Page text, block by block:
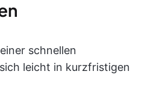
schnellen
leicht in kurzfristigen